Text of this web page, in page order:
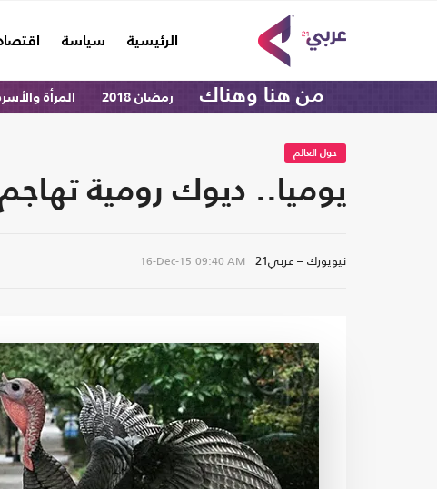
الرئيسية
(current) سياسة
من هنا وهناك رمضان 2018 المرأة
حول العالم
يوميا.. ديوك رومية
نيويورك – عربي21 16-Dec-15 09:40 AM